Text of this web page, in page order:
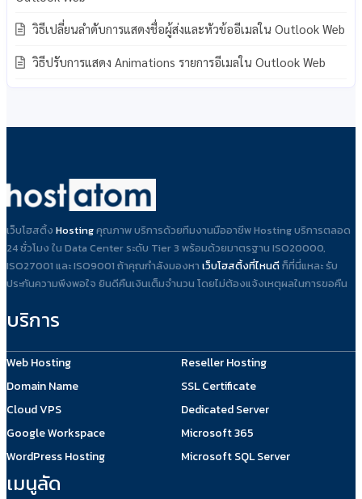
วิธีเปลี่ยนลำดับการแสดงชื่อผู้ส่งและหัวข้ออีเมลใน Outlook Web
วิธีปรับการแสดง Animations รายการอีเมลใน Outlook Web
เว็บโฮสติ้ง Hostingคุณภาพ บริการด้วยทีมงานมืออาชีพ Hosting บริการตลอด
24 ชั่วโมง ใน Data Center ระดับ Tier 3 พร้อมด้วยมาตรฐาน ISO20000,
ISO27001 และ ISO9001 ถ้าคุณกำลังมองหา เว็บโฮสติ้งที่ไหนดีก็ที่นี่แหละ รับ
ประกันความพึงพอใจ ยินดีคืนเงินเต็มจำนวน โดยไม่ต้องแจ้งเหตุผลในการขอคืน
บริการ
Web Hosting
Domain Name
Cloud VPS
Google Workspace
WordPress Hosting
Reseller Hosting
SSL Certificate
Dedicated Server
Microsoft 365
Microsoft SQL Server
เมนูลัด